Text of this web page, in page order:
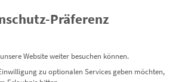
Hamburg At the Speed of Light
€ 24,90 – 1.099,00
zzgl.
Präferenz
Website weiter besuchen können.
zu optionalen Services geben möchten,